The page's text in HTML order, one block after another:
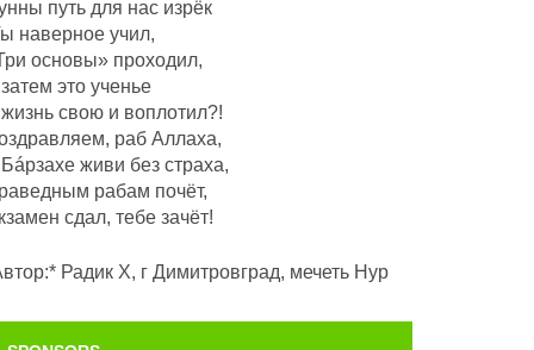
путь для нас изрёк
наверное учил,
основы» проходил,
это ученье
свою и воплотил?!
раб Аллаха,
живи без страха,
рабам почëт,
сдал, тебе зачёт!
Радик Х, г Димитровград, мечеть Нур